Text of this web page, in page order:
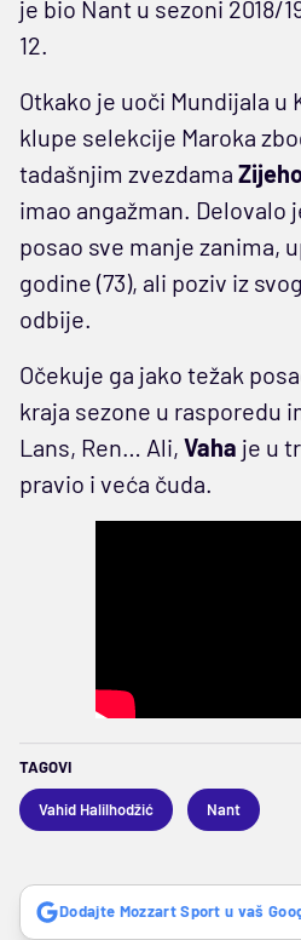
je bio Nant u sezoni 2018/
12.
Otkako je uoči Mundijala u
klupe selekcije Maroka
tadašnjim zvezdama
imao angažman. Delovalo
posao sve manje zanima,
godine (73), ali poziv iz
odbije.
Očekuje ga jako težak
kraja sezone u rasporedu
Lans, Ren… Ali, Vaha je u
pravio i veća čuda.
TAGOVI
Vahid Halilhodžić Nant
Dodajte Mozzart Sport u vaš